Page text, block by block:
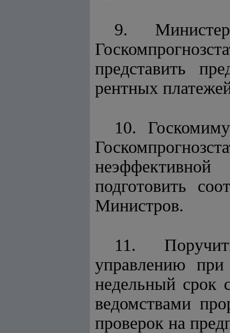
9.
представить
рентных
10.
подготовить
Министров.
11.
управлению
недельный срок
ведомствами
проверок на